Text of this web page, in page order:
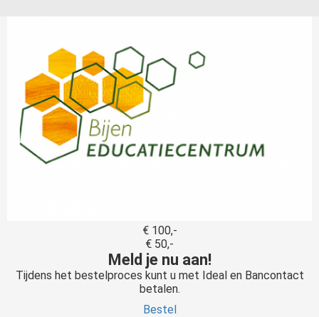
€ 100,-
€ 50,-
Meld je nu aan!
Tijdens het bestelproces kunt u met Ideal en Bancontact
betalen.
Bestel